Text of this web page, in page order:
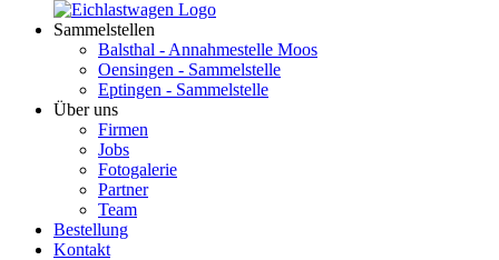
Sammelstellen
Balsthal - Annahmestelle Moos
Oensingen - Sammelstelle
Eptingen - Sammelstelle
Über uns
Firmen
Jobs
Fotogalerie
Partner
Team
Bestellung
Kontakt